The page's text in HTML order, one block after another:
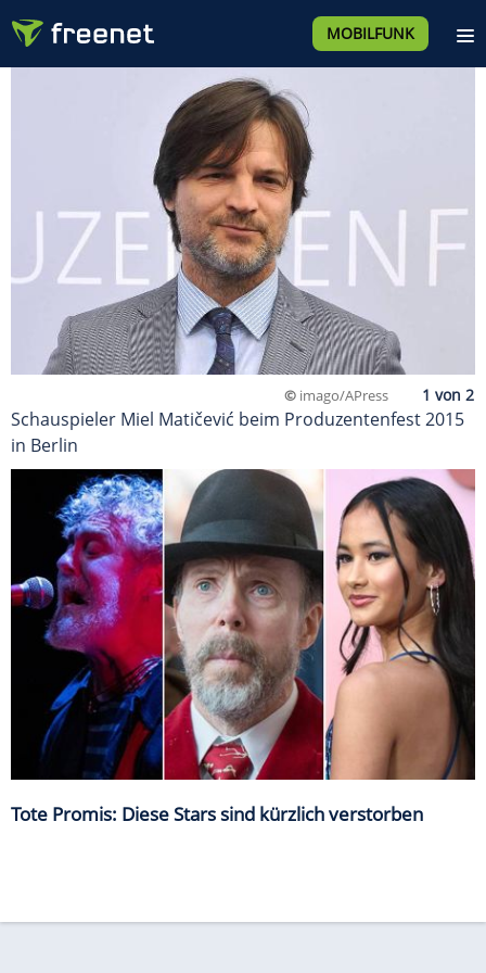
MOBILFUNK
© imago/APress
Schauspieler Miel Matičević beim Produzentenfest 2015
in Berlin
Tote Promis: Diese Stars sind kürzlich verstorben